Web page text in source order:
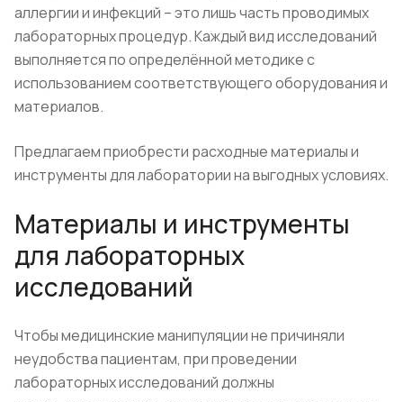
аллергии и инфекций – это лишь часть проводимых
лабораторных процедур. Каждый вид исследований
выполняется по определённой методике с
использованием соответствующего оборудования и
материалов.
Предлагаем приобрести расходные материалы и
инструменты для лаборатории на выгодных условиях.
Материалы и инструменты
для лабораторных
исследований
Чтобы медицинские манипуляции не причиняли
неудобства пациентам, при проведении
лабораторных исследований должны